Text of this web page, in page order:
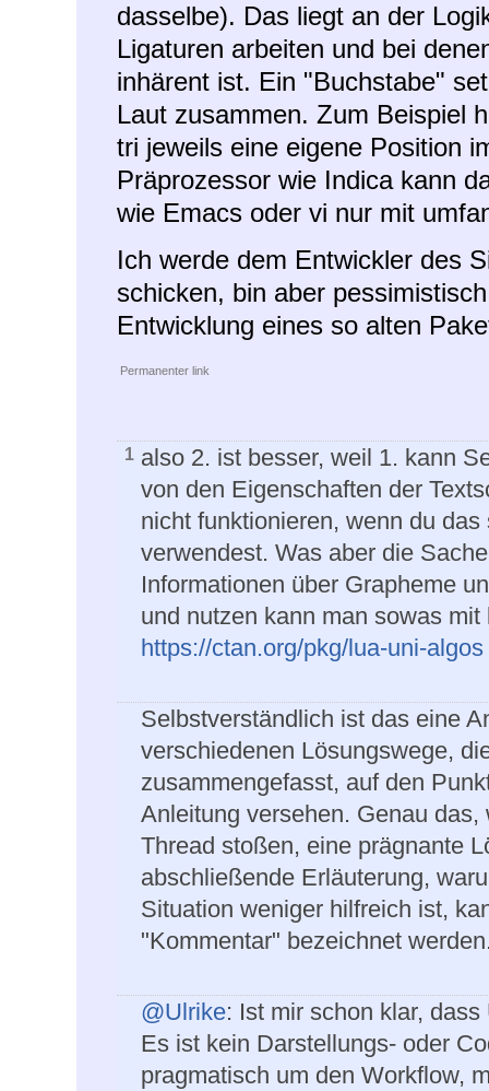
dasselbe). Das liegt an der
Ligaturen arbeiten und bei
inhärent ist. Ein "Buchstabe"
Laut zusammen. Zum Beispiel
tri jeweils eine eigene Position
Präprozessor wie Indica kann
wie Emacs oder vi nur mit
Ich werde dem Entwickler des
schicken, bin aber
Entwicklung eines so alten
Permanenter link
1 also 2. ist besser, weil 1. kann
von den Eigenschaften der
nicht funktionieren, wenn du
verwendest. Was aber die
Informationen über Grapheme
und nutzen kann man sowas
https://ctan.org/pkg/lua-uni-algos
Selbstverständlich ist das eine
verschiedenen Lösungswege,
zusammengefasst, auf den
Anleitung versehen. Genau
Thread stoßen, eine prägnante
abschließende Erläuterung,
Situation weniger hilfreich ist,
"Kommentar" bezeichnet
@Ulrike: Ist mir schon klar,
Es ist kein Darstellungs- oder
pragmatisch um den Workflow,